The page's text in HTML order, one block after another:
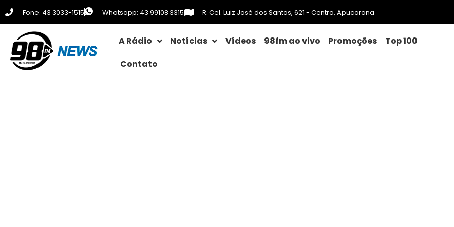
Fone: 43 3033-1515 Whatsapp: 43 99108 3315 R. Cel. Luiz José dos Santos, 621 - Centro, Apucarana
A Rádio Notícias Vídeos 98fm ao vivo Promoções
Top 100
Contato